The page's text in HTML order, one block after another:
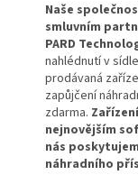
Naše
smluvním
PARD
nahlédnutí v
prodávaná
zapůjčení
zdarma.
nejnovějším
nás
náhradního